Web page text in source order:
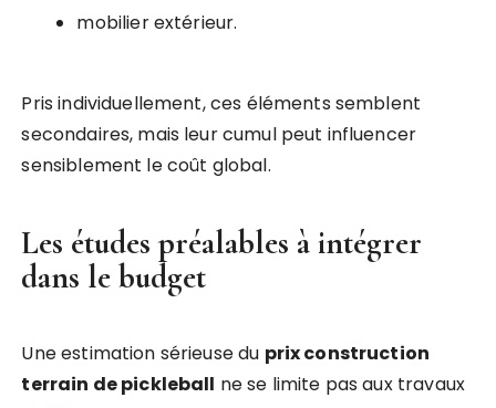
mobilier extérieur.
Pris individuellement, ces éléments semblent
secondaires, mais leur cumul peut influencer
sensiblement le coût global.
Les études préalables à intégrer
dans le budget
Une estimation sérieuse du prix construction
terrain de pickleball ne se limite pas aux travaux